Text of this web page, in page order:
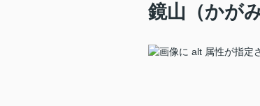
鏡山（かが